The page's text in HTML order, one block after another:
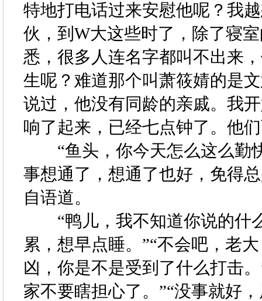
特地打电话过来安慰他呢？我
伙，到W大这些时了，除了寝
悉，很多人连名字都叫不出来
生呢？难道那个叫萧筱婧的是
说过，他没有同龄的亲戚。我
响了起来，已经七点钟了。他
“鱼头，你今天怎么这么勤
事想通了，想通了也好，免得
自语道。
“鸭儿，我不知道你说的什
累，想早点睡。”“不会吧，老
凶，你是不是受到了什么打击
家不要瞎担心了。”“没事就好